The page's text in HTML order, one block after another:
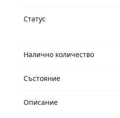
Статус
Налично количество
Състояние
Описание